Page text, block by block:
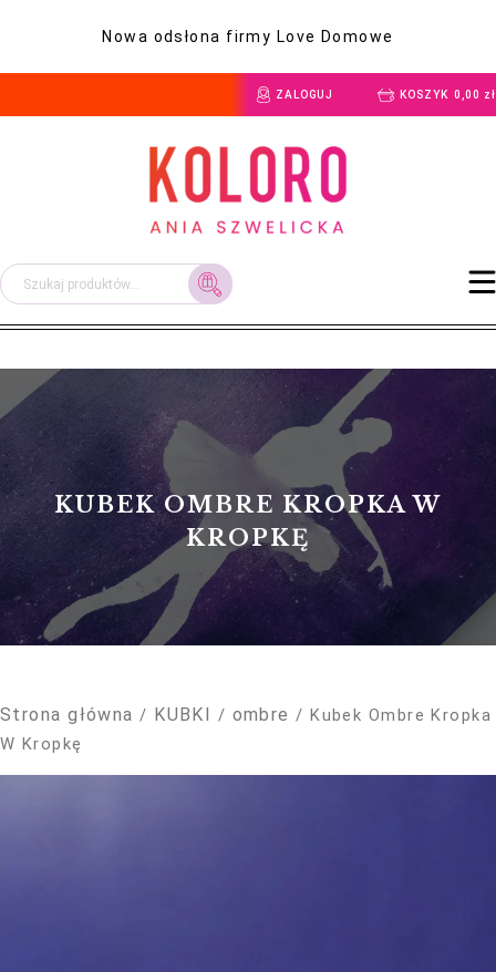
Nowa odsłona firmy Love Domowe
ZALOGUJ KOSZYK 0,00 zł
Szukaj:
KUBEK OMBRE KROPKA W
KROPKĘ
Strona główna / KUBKI / ombre / Kubek Ombre Kropka
W Kropkę
Te pliki cookie
nie są
one potrzebne